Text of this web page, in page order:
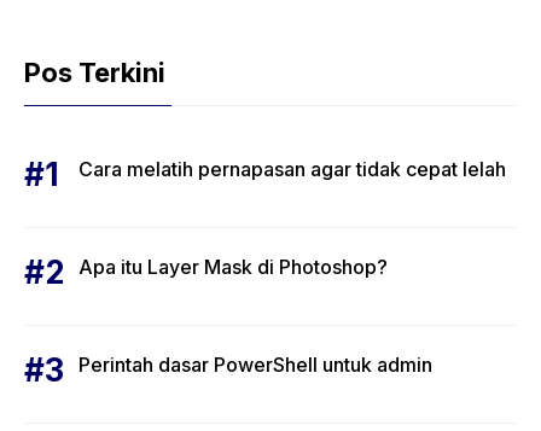
Pos Terkini
Cara melatih pernapasan agar tidak cepat lelah
Apa itu Layer Mask di Photoshop?
Perintah dasar PowerShell untuk admin